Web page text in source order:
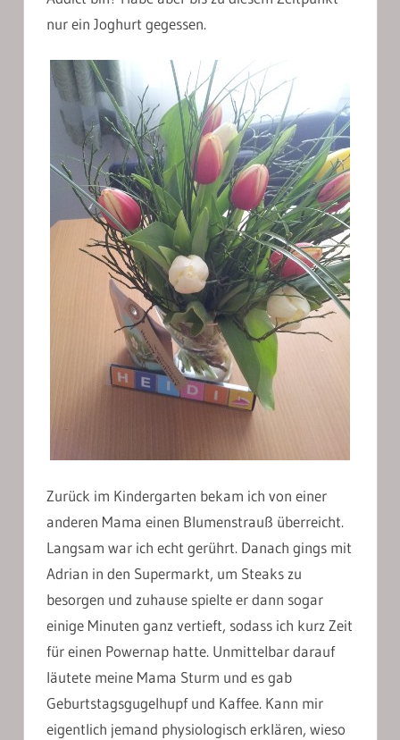
nur ein Joghurt gegessen.
Zurück im Kindergarten bekam ich von einer
anderen Mama einen Blumenstrauß überreicht.
Langsam war ich echt gerührt. Danach gings mit
Adrian in den Supermarkt, um Steaks zu
besorgen und zuhause spielte er dann sogar
einige Minuten ganz vertieft, sodass ich kurz Zeit
für einen Powernap hatte. Unmittelbar darauf
läutete meine Mama Sturm und es gab
Geburtstagsgugelhupf und Kaffee. Kann mir
eigentlich jemand physiologisch erklären, wieso